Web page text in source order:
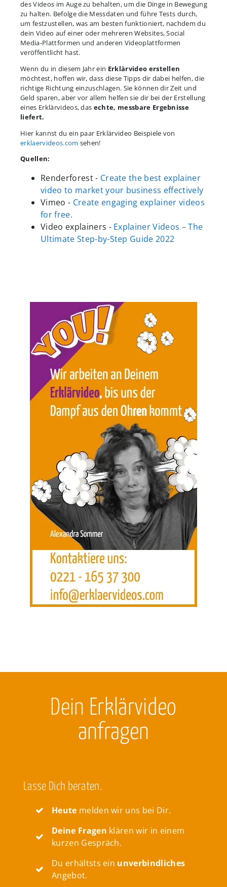
des Videos im Auge zu behalten, um die Dinge in Bewegung
zu halten. Befolge die Messdaten und führe Tests durch,
um festzustellen, was am besten funktioniert, nachdem du
dein Video auf einer oder mehreren Websites, Social
Media-Plattformen und anderen Videoplattformen
veröffentlicht hast.
Wenn du in diesem Jahr ein Erklärvideo erstellen
möchtest, hoffen wir, dass diese Tipps dir dabei helfen, die
richtige Richtung einzuschlagen. Sie können dir Zeit und
Geld sparen, aber vor allem helfen sie dir bei der Erstellung
eines Erklärvideos, das echte, messbare Ergebnisse
liefert.
Hier kannst du ein paar Erklärvideo Beispiele von
erklaervideos.com sehen!
Quellen:
Renderforest - Create the best explainer
video to market your business effectively
Vimeo - Create engaging explainer videos
for free.
Video explainers - Explainer Videos – The
Ultimate Step-by-Step Guide 2022
Dein Erklärvideo
anfragen
Lasse Dich beraten.
Heute melden wir uns bei Dir.
Deine Fragen klären wir in einem
kurzen Gespräch.
Du erhältsts ein unverbindliches
Angebot.